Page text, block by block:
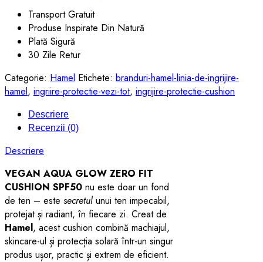
Transport Gratuit
Produse Inspirate Din Natură
Plată Sigură
30 Zile Retur
Categorie: Hamel Etichete: branduri-hamel-linia-de-ingrijire-
hamel, ingriire-protectie-vezi-tot, ingrijire-protectie-cushion
Descriere
Recenzii (0)
Descriere
VEGAN AQUA GLOW ZERO FIT
CUSHION SPF50 nu este doar un fond
de ten – este secretul unui ten impecabil,
protejat și radiant, în fiecare zi. Creat de
Hamel, acest cushion combină machiajul,
skincare-ul și protecția solară într-un singur
produs ușor, practic și extrem de eficient.